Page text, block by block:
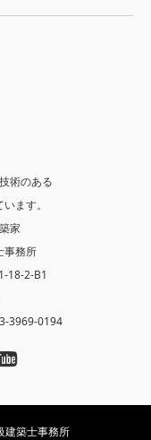
術のある
ます。
家
事務所
18-2-B1
3969-0194
建築士事務所